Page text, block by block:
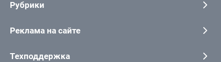
Рубрики
Реклама на сайте
Техподдержка